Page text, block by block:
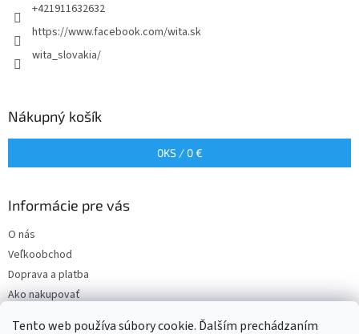
Tento web používa súbory cookie. Ďalším prechádzaním
+421911632632
https://www.facebook.com/wita.sk
wita_slovakia/
Nákupný košík
0KS / 0 €
Informácie pre vás
O nás
Veľkoobchod
Doprava a platba
Ako nakupovať